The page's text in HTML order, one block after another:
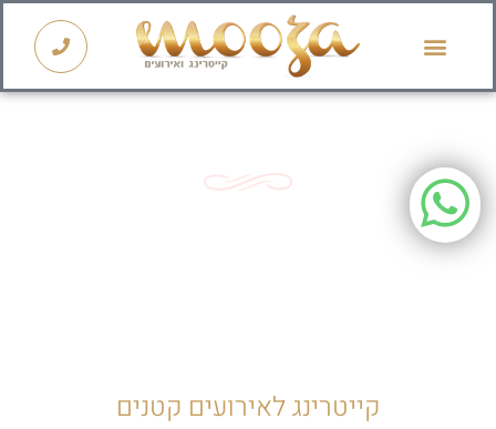
קייטרינג לאירועים קטנים